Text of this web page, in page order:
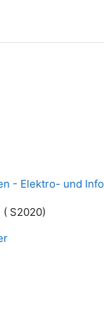
- Elektro- und
( S2020)